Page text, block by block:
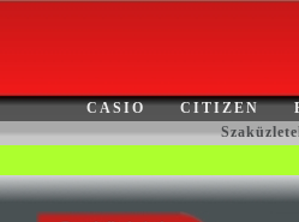
CASIO CITIZEN